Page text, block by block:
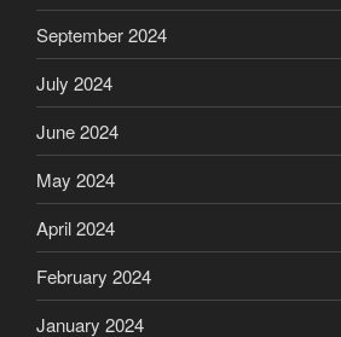
September 2024
July 2024
June 2024
May 2024
April 2024
February 2024
January 2024